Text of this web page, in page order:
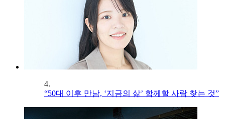
4.
“50대 이후 만남, ‘지금의 삶’ 함께할 사람 찾는 것”